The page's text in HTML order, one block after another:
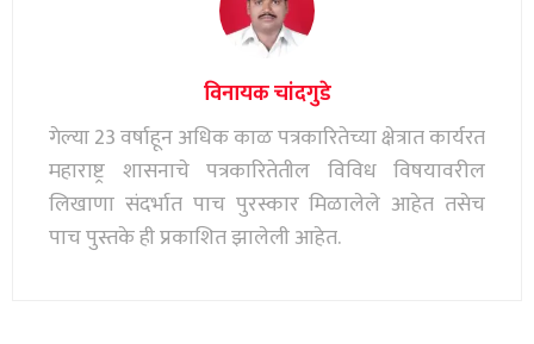
विनायक चांदगुडे
गेल्या 23 वर्षाहून अधिक काळ पत्रकारितेच्या क्षेत्रात कार्यरत
महाराष्ट्र शासनाचे पत्रकारितेतील विविध विषयावरील
लिखाणा संदर्भात पाच पुरस्कार मिळालेले आहेत तसेच
पाच पुस्तके ही प्रकाशित झालेली आहेत.